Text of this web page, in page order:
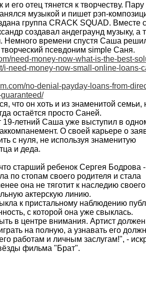
его отец тянется к творчеству. Пару
музыкой и пишет рэп-
группа CRACK SQUAD. Вместе
создавал андеграунд музыку, а
Немного времени спустя Саша
творческий псевдоним simple Саня.
need-money-now-what-is-the-best-
i-need-money-now-small-online-loans-
no-denial-payday-loans-from-
что он хоть и из знаменитой семьи,
остаётся просто Саней.
летний Саша уже выступил в
О своей карьере о
с нуля, не используя знаменитую
и деда.
старший ребенок Сергея Бодрова
по стопам своего родителя и стала
она не тяготит к наследию
актерскую линию.
к пристальному наблюдению
с которой она уже свыклась.
в центре внимания. Артист должен
на полную, а узнавать его
работам и личным заслугам!", -
фильма "Брат".